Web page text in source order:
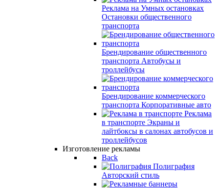
Реклама на Умных остановках
Остановки общественного
транспорта
Брендирование общественного
транспорта Автобусы и
троллейбусы
Брендирование коммерческого
транспорта Корпоративные авто
Реклама
в транспорте Экраны и
лайтбоксы в салонах автобусов и
троллейбусов
Изготовление рекламы
Back
Полиграфия
Авторский стиль